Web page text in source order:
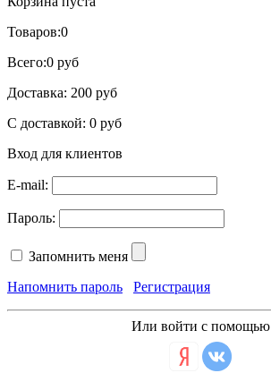
Товаров:0
Всего:0 руб
Доставка: 200 руб
С доставкой: 0 руб
Вход для клиентов
E-mail:
Пароль:
Запомнить меня
Напомнить пароль
Регистрация
Или войти с помощью